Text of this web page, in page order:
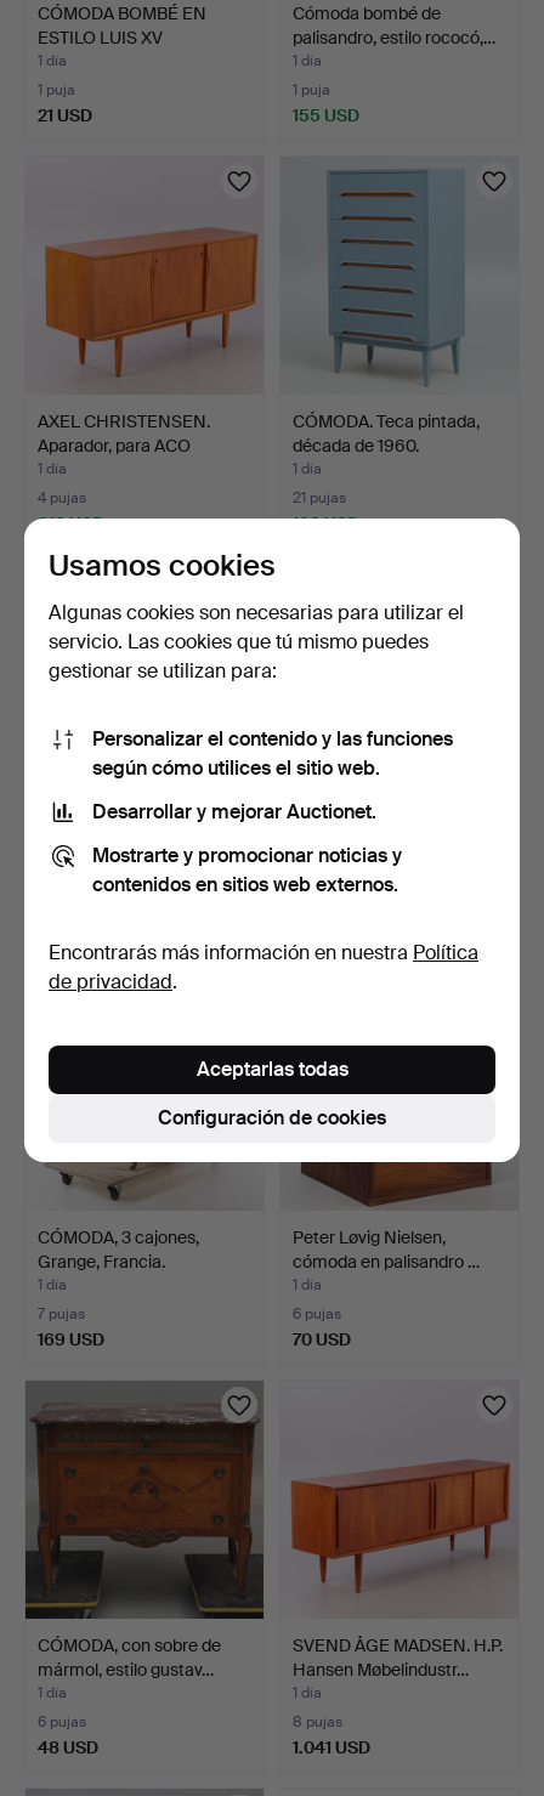
CÓMODA BOMBÉ EN
ESTILO LUIS XV
ENCHAPADA E…
1 día
1 puja
21 USD
Cómoda bombé de
palisandro, estilo rococó,…
1 día
1 puja
155 USD
AXEL CHRISTENSEN.
Aparador, para ACO
Møble…
1 día
4 pujas
810 USD
CÓMODA. Teca pintada,
década de 1960.
1 día
21 pujas
169 USD
CÓMODA, 6 cajones,
primera mitad del siglo…
Bröderna Gustafsson…
1 día
CÓMODA, 3 cajones,
Grange, Francia.
1 día
7 pujas
169 USD
Peter Løvig Nielsen,
cómoda en palisandro …
1 día
6 pujas
70 USD
CÓMODA, con sobre de
mármol, estilo gustav…
1 día
6 pujas
48 USD
SVEND ÅGE MADSEN. H.P.
Hansen Møbelindustr…
1 día
8 pujas
1.041 USD
Usamos cookies
Algunas cookies son necesarias para utilizar el
servicio. Las cookies que tú mismo puedes
gestionar se utilizan para:
Personalizar el contenido y las funciones
según cómo utilices el sitio web.
Desarrollar y mejorar Auctionet.
Mostrarte y promocionar noticias y
contenidos en sitios web externos.
Encontrarás más información en nuestra Política
de privacidad.
Configuración de cookies
Aceptarlas todas